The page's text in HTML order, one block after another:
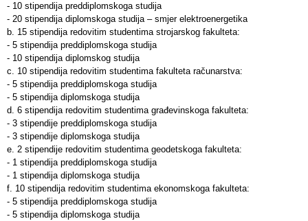
- 10 stipendija preddiplomskoga studija
- 20 stipendija diplomskoga studija – smjer elektroenergetika
b. 15 stipendija redovitim studentima strojarskog fakulteta:
- 5 stipendija preddiplomskoga studija
- 10 stipendija diplomskog studija
c. 10 stipendija redovitim studentima fakulteta računarstva:
- 5 stipendija preddiplomskoga studija
- 5 stipendija diplomskoga studija
d. 6 stipendija redovitim studentima građevinskoga fakulteta:
- 3 stipendije preddiplomskoga studija
- 3 stipendije diplomskoga studija
e. 2 stipendije redovitim studentima geodetskoga fakulteta:
- 1 stipendija preddiplomskoga studija
- 1 stipendija diplomskoga studija
f. 10 stipendija redovitim studentima ekonomskoga fakulteta:
- 5 stipendija preddiplomskoga studija
- 5 stipendija diplomskoga studija